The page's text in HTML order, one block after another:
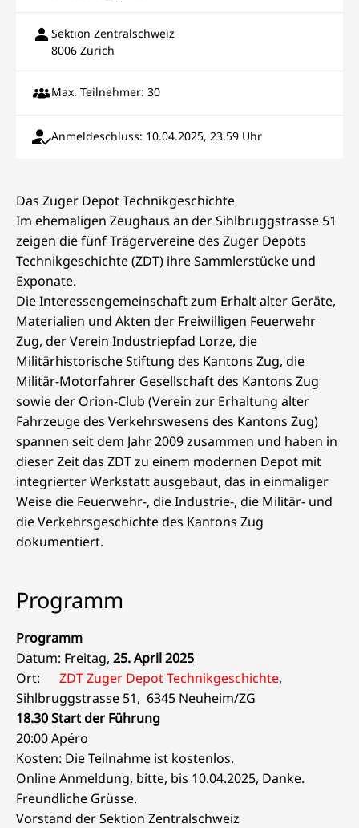
Sektion Zentralschweiz
8006 Zürich
Max. Teilnehmer: 30
Anmeldeschluss: 10.04.2025, 23.59 Uhr
Das Zuger Depot Technikgeschichte
Im ehemaligen Zeughaus an der Sihlbruggstrasse 51
zeigen die fünf Trägervereine des Zuger Depots
Technikgeschichte (ZDT) ihre Sammlerstücke und
Exponate.
Die Interessengemeinschaft zum Erhalt alter Geräte,
Materialien und Akten der Freiwilligen Feuerwehr
Zug, der Verein Industriepfad Lorze, die
Militärhistorische Stiftung des Kantons Zug, die
Militär-Motorfahrer Gesellschaft des Kantons Zug
sowie der Orion-Club (Verein zur Erhaltung alter
Fahrzeuge des Verkehrswesens des Kantons Zug)
spannen seit dem Jahr 2009 zusammen und haben in
dieser Zeit das ZDT zu einem modernen Depot mit
integrierter Werkstatt ausgebaut, das in einmaliger
Weise die Feuerwehr-, die Industrie-, die Militär- und
die Verkehrsgeschichte des Kantons Zug
dokumentiert.
Programm
Programm
Datum: Freitag, 25. April 2025
Ort: ZDT Zuger Depot Technikgeschichte,
Sihlbruggstrasse 51, 6345 Neuheim/ZG
18.30 Start der Führung
20:00Apéro
Kosten: Die Teilnahme ist kostenlos.
Online Anmeldung, bitte, bis 10.04.2025, Danke.
Freundliche Grüsse.
Vorstand der Sektion Zentralschweiz